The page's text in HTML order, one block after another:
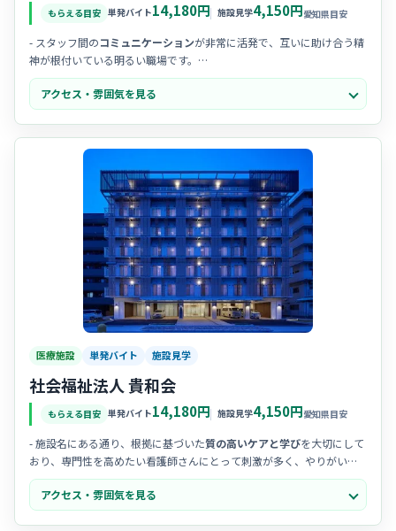
もらえる目安 単発バイト14,180円 施設見学4,150円愛知県目安
- スタッフ間のコミュニケーションが非常に活発で、互いに助け合う精
神が根付いている明るい職場です。
-子育て中の看護師さんも多く在籍しており、急なお休みなどにも理解
がある温かい雰囲気です。
- 利用者様との絆を大切にしており、現場では笑顔が絶えず、やりがい
アクセス・雰囲気を見る
医療施設 単発バイト 施設見学
社会福祉法人 貴和会
もらえる目安 単発バイト14,180円 施設見学4,150円愛知県目安
- 施設名にある通り、根拠に基づいた質の高いケアと学びを大切にして
おり、専門性を高めたい看護師さんにとって刺激が多く、やりがいを
感じやすい温かな職場です。
- 2021年にオープンしたばかりの
で、ホテルのよう
な洗練されたデザインの空間は清潔感に溢れ、スタッフからも「気持
アクセス・雰囲気を見る